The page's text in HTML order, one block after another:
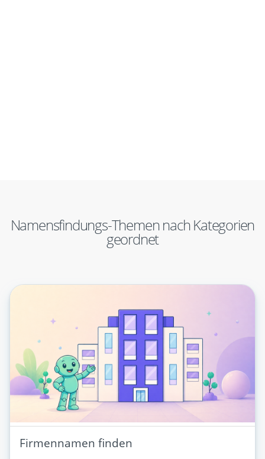
Namensfindungs-Themen nach Kategorien
geordnet
Firmennamen finden